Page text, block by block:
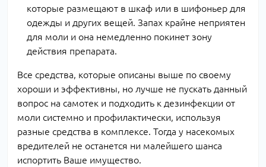
которые размещают в шкаф или в шифоньер для
одежды и других вещей. Запах крайне неприятен
для моли и она немедленно покинет зону
действия препарата.
Все средства, которые описаны выше по своему
хороши и эффективны, но лучше не пускать данный
вопрос на самотек и подходить к дезинфекции от
моли системно и профилактически, используя
разные средства в комплексе. Тогда у насекомых
вредителей не останется ни малейшего шанса
испортить Ваше имущество.